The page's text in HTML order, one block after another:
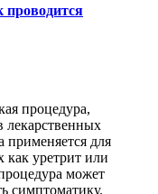
проводится
процедура,
лекарственных
применяется для
как уретрит или
может
симптоматику.